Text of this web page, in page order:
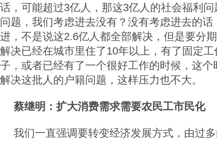
话，可能超过3亿人，那这3亿人的社会福利
问题，我们考虑进去没有？没有考虑进去的
进，不是说这2.6亿人都全部解决，但是要分
解决已经在城市里住了10年以上，有了固定
子，或者已经有了一个很好工作的时候，这
解决这批人的户籍问题，这样压力也不大。
蔡继明：扩大消费需求需要农民工市民化
我们一直强调要转变经济发展方式，由过